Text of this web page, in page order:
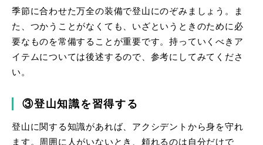
季節に合わせた万全の装備で登山にのぞみましょう。ま
た、つかうことがなくても、いざというときのために必
要なものを常備することが重要です。持っていくべきア
イテムについては後述するので、参考にしてみてくださ
い。
③登山知識を習得する
登山に関する知識があれば、アクシデントから身を守れ
ます。周囲に人がいないとき、頼れるのは自分だけで